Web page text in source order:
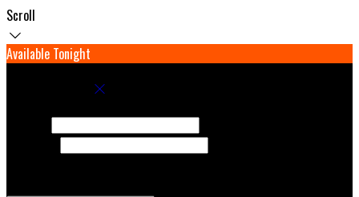
Scroll
Available Tonight